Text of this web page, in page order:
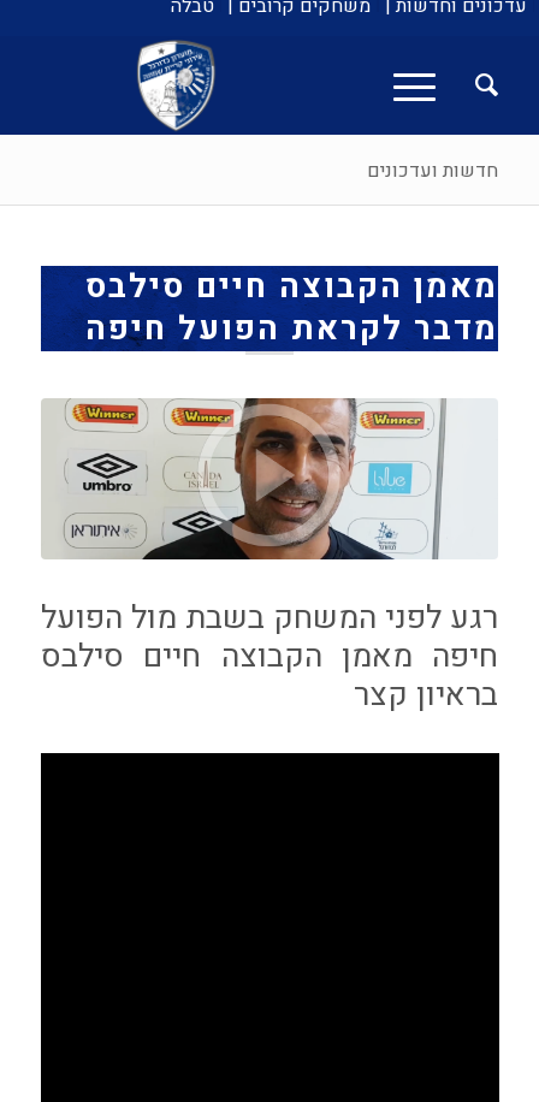
עדכונים וחדשות | משחקים קרובים | טבלה
חדשות ועדכונים
מאמן הקבוצה חיים סילבס
מדבר לקראת הפועל חיפה
רגע לפני המשחק בשבת מול הפועל
חיפה מאמן הקבוצה חיים סילבס
בראיון קצר